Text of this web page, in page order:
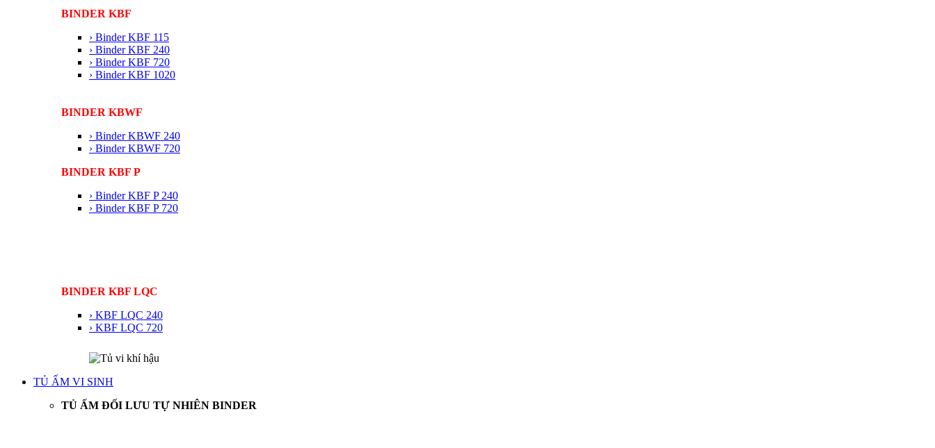
BINDER KBF
› Binder KBF 115
› Binder KBF 240
› Binder KBF 720
› Binder KBF 1020
BINDER KBWF
› Binder KBWF 240
› Binder KBWF 720
BINDER KBF P
› Binder KBF P 240
› Binder KBF P 720
BINDER KBF LQC
› KBF LQC 240
› KBF LQC 720
TỦ ẤM VI SINH
TỦ ẤM ĐỐI LƯU TỰ NHIÊN BINDER